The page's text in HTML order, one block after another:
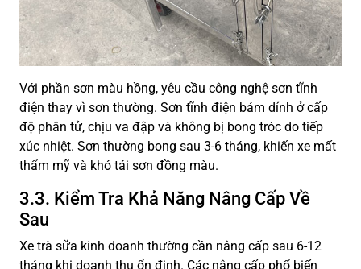
Với phần sơn màu hồng, yêu cầu công nghệ sơn tĩnh
điện thay vì sơn thường. Sơn tĩnh điện bám dính ở cấp
độ phân tử, chịu va đập và không bị bong tróc do tiếp
xúc nhiệt. Sơn thường bong sau 3-6 tháng, khiến xe mất
thẩm mỹ và khó tái sơn đồng màu.
3.3. Kiểm Tra Khả Năng Nâng Cấp Về
Sau
Xe trà sữa kinh doanh thường cần nâng cấp sau 6-12
tháng khi doanh thu ổn định. Các nâng cấp phổ biến